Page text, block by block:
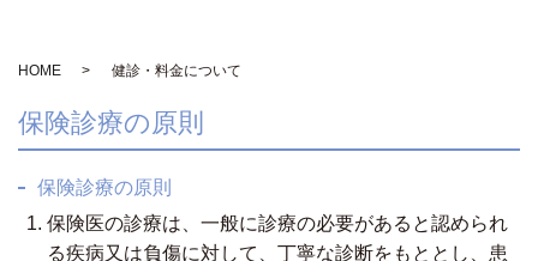
HOME 健診・料金について
保険診療の原則
保険診療の原則
保険医の診療は、一般に診療の必要があると認められ
る疾病又は負傷に対して、丁寧な診断をもととし、患